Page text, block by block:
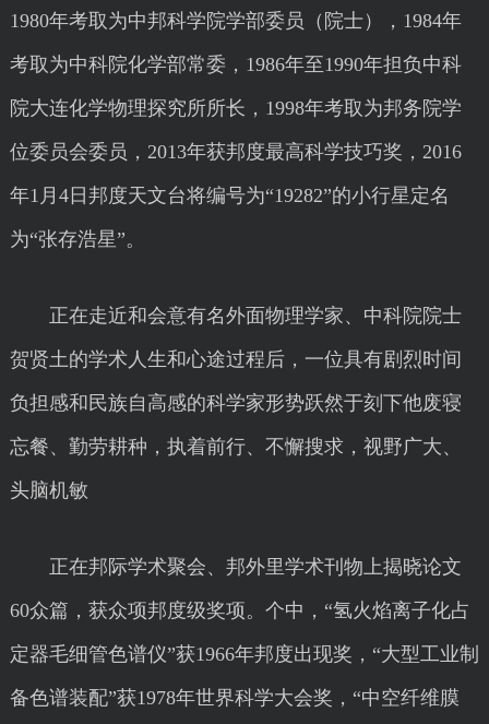
1980年考取为中邦科学院学部委员（院士），1984年
考取为中科院化学部常委，1986年至1990年担负中科
院大连化学物理探究所所长，1998年考取为邦务院学
位委员会委员，2013年获邦度最高科学技巧奖，2016
年1月4日邦度天文台将编号为“19282”的小行星定名
为“张存浩星”。
正在走近和会意有名外面物理学家、中科院院士
贺贤土的学术人生和心途过程后，一位具有剧烈时间
负担感和民族自高感的科学家形势跃然于刻下他废寝
忘餐、勤劳耕种，执着前行、不懈搜求，视野广大、
头脑机敏
正在邦际学术聚会、邦外里学术刊物上揭晓论文
60众篇，获众项邦度级奖项。个中，“氢火焰离子化占
定器毛细管色谱仪”获1966年邦度出现奖，“大型工业制
备色谱装配”获1978年世界科学大会奖，“中空纤维膜